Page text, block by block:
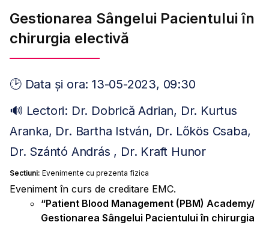
Gestionarea Sângelui Pacientului în
chirurgia electivă
🕑 Data și ora: 13-05-2023, 09:30
🔊 Lectori: Dr. Dobrică Adrian, Dr. Kurtus
Aranka, Dr. Bartha István, Dr. Lőkös Csaba,
Dr. Szántó András , Dr. Kraft Hunor
Sectiuni: Evenimente cu prezenta fizica
Eveniment în curs de creditare EMC.
“Patient Blood Management (PBM) Academy/
Gestionarea Sângelui Pacientului în chirurgia